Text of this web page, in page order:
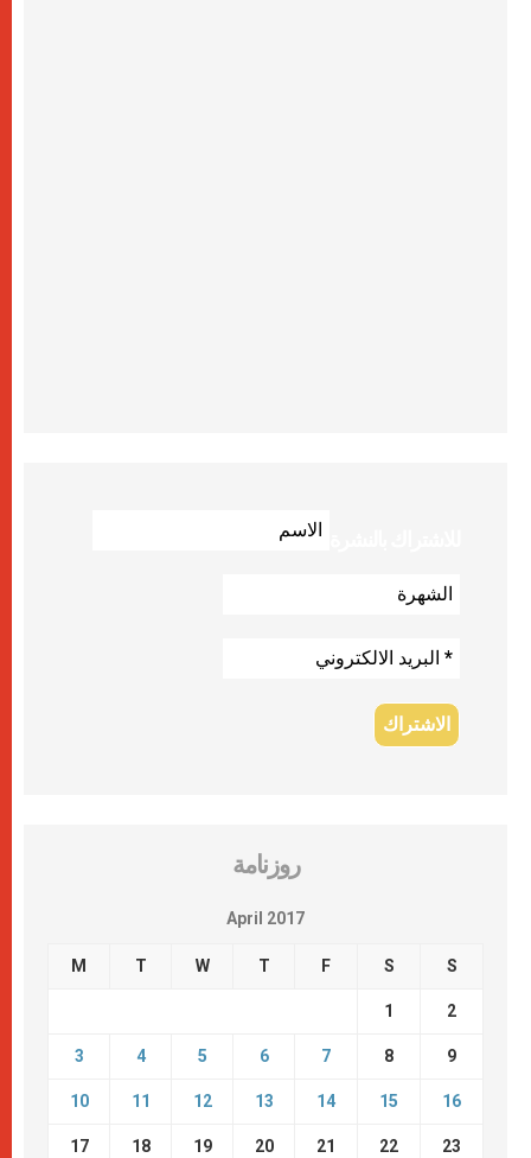
روزنامة
April 2017
M T W T F S S
1 2
3 4 5 6 7 8 9
10 11 12 13 14 15 16
17 18 19 20 21 22 23